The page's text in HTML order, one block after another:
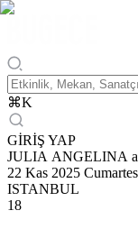
⌘K
GİRİŞ YAP
JULIA ANGELINA
22 Kas 2025
ISTANBUL
18